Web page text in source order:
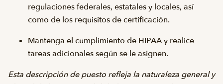
regulaciones federales, estatales y locales, así
como de los requisitos de certificación.
Mantenga el cumplimiento de HIPAA y realice
tareas adicionales según se le asignen.
Esta descripción de puesto refleja la naturaleza general y